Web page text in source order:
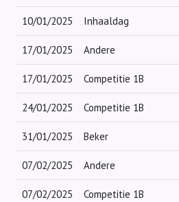
10/01/2025 Inhaaldag
17/01/2025 Andere
17/01/2025 Competitie 1B
24/01/2025 Competitie 1B
31/01/2025 Beker
07/02/2025 Andere
07/02/2025 Competitie 1B